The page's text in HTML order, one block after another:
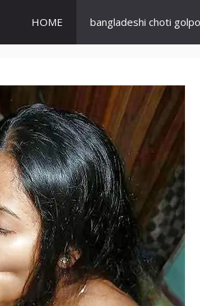
HOME bangladeshi choti golpo